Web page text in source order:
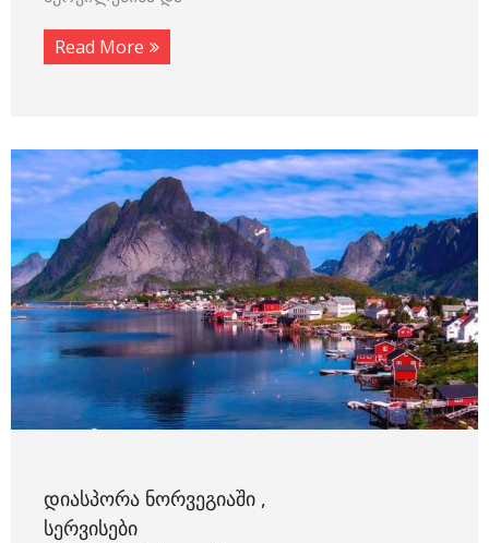
Read More
ᲓᲘᲐᲡᲞᲝᲠᲐ ᲜᲝᲠᲕᲔᲒᲘᲐᲨᲘ ,
ᲡᲔᲠᲕᲘᲡᲔᲑᲘ